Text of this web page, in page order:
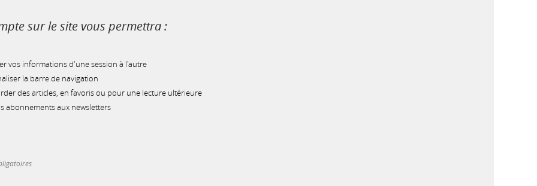
sur le site vous permettra :
vos informations d'une session à l'autre
la barre de navigation
des articles, en favoris ou pour une lecture ultérieure
abonnements aux newsletters